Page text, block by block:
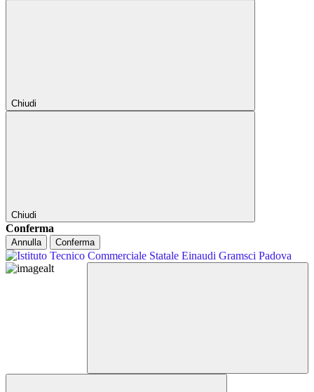
Chiudi
Chiudi
Conferma
Annulla Conferma